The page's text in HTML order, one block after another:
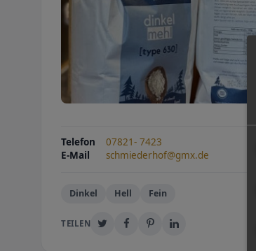
Telefon
07821- 7423
E-Mail
schmiederhof@gmx.de
Dinkel Hell Fein
TEILEN